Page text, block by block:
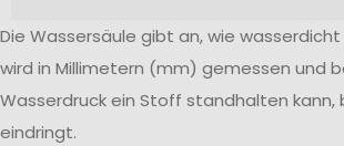
Die Wassersäule gibt an, wie
wird in Millimetern (mm) gemessen und
Wasserdruck ein Stoff standhalten kann,
eindringt.